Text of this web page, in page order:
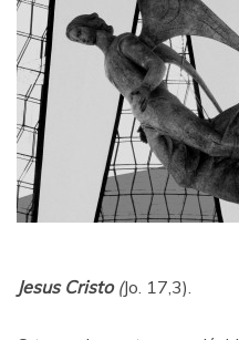
Jesus Cristo (Jo. 17,3).